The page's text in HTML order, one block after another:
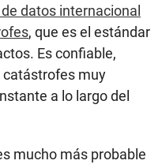
de datos internacional
, que es el estándar
Es confiable,
catástrofes muy
a lo largo del
mucho más probable